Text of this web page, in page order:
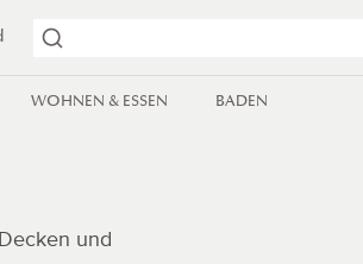
WOHNEN & ESSEN BADEN
und